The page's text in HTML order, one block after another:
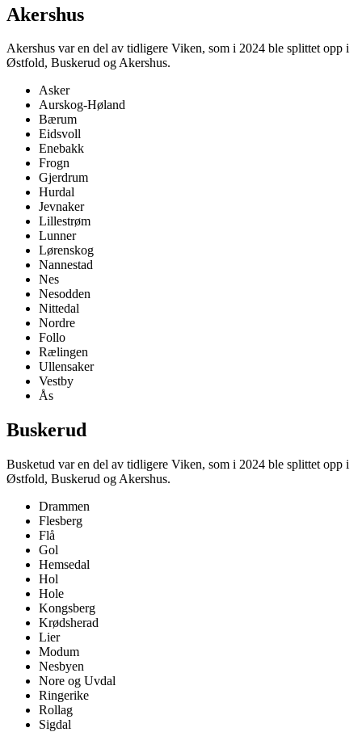
Akershus
Akershus var en del av tidligere Viken, som i 2024 ble splittet opp i
Østfold, Buskerud og Akershus.
Asker
Aurskog-Høland
Bærum
Eidsvoll
Enebakk
Frogn
Gjerdrum
Hurdal
Jevnaker
Lillestrøm
Lunner
Lørenskog
Nannestad
Nes
Nesodden
Nittedal
Nordre
Follo
Rælingen
Ullensaker
Vestby
Ås
Buskerud
Busketud var en del av tidligere Viken, som i 2024 ble splittet opp i
Østfold, Buskerud og Akershus.
Drammen
Flesberg
Flå
Gol
Hemsedal
Hol
Hole
Kongsberg
Krødsherad
Lier
Modum
Nesbyen
Nore og Uvdal
Ringerike
Rollag
Sigdal